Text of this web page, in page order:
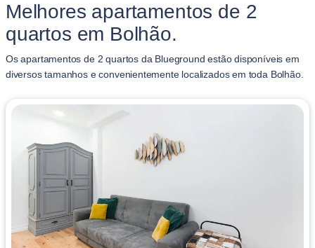
Melhores apartamentos de 2
quartos em Bolhão.
Os apartamentos de 2 quartos da Blueground estão disponíveis em
diversos tamanhos e convenientemente localizados em toda Bolhão.